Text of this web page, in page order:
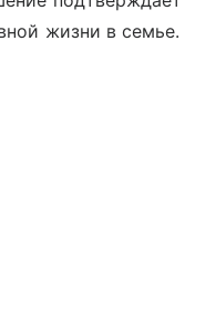
жизни в семье.